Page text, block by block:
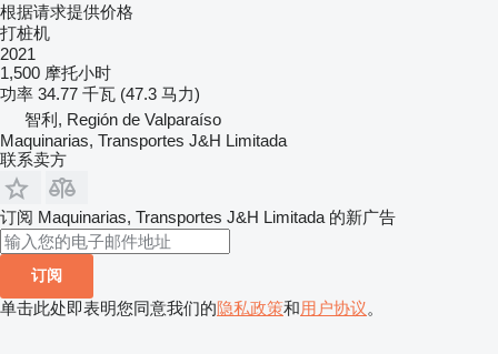
根据请求提供价格
打桩机
2021
1,500 摩托小时
功率 34.77 千瓦 (47.3 马力)
智利, Región de Valparaíso
Maquinarias, Transportes J&H Limitada
联系卖方
订阅 Maquinarias, Transportes J&H Limitada 的新广告
订阅
单击此处即表明您同意我们的隐私政策和用户协议。